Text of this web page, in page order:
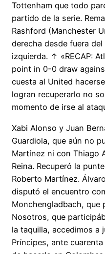
Tottenham que todo
partido de la serie.
Rashford (Manchester
derecha desde fuera
izquierda. ↑ «RECAP:
point in 0-0 draw
cuesta al United
logran recuperarlo no
momento de irse al
Xabi Alonso y Juan
Guardiola, que aún no
Martínez ni con Thiago
Reina. Recuperó la
Roberto Martínez.
disputó el encuentro
Monchengladbach, que
Nosotros, que
la taquilla, accedimos a
Príncipes, ante